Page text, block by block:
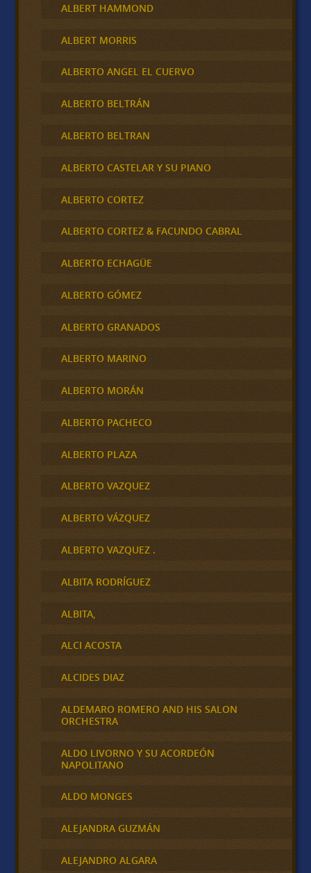
ALBERT HAMMOND
ALBERT MORRIS
ALBERTO ANGEL EL CUERVO
ALBERTO BELTRÁN
ALBERTO BELTRAN
ALBERTO CASTELAR Y SU PIANO
ALBERTO CORTEZ
ALBERTO CORTEZ & FACUNDO CABRAL
ALBERTO ECHAGÜE
ALBERTO GÓMEZ
ALBERTO GRANADOS
ALBERTO MARINO
ALBERTO MORÁN
ALBERTO PACHECO
ALBERTO PLAZA
ALBERTO VAZQUEZ
ALBERTO VÁZQUEZ
ALBERTO VAZQUEZ .
ALBITA RODRÍGUEZ
ALBITA,
ALCI ACOSTA
ALCIDES DIAZ
ALDEMARO ROMERO AND HIS SALON
ORCHESTRA
ALDO LIVORNO Y SU ACORDEÓN
NAPOLITANO
ALDO MONGES
ALEJANDRA GUZMÁN
ALEJANDRO ALGARA